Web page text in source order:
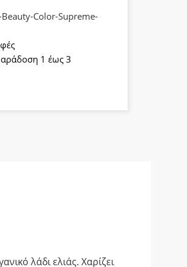
Color-Supreme-
1 έως 3
λάδι ελιάς. Χαρίζει